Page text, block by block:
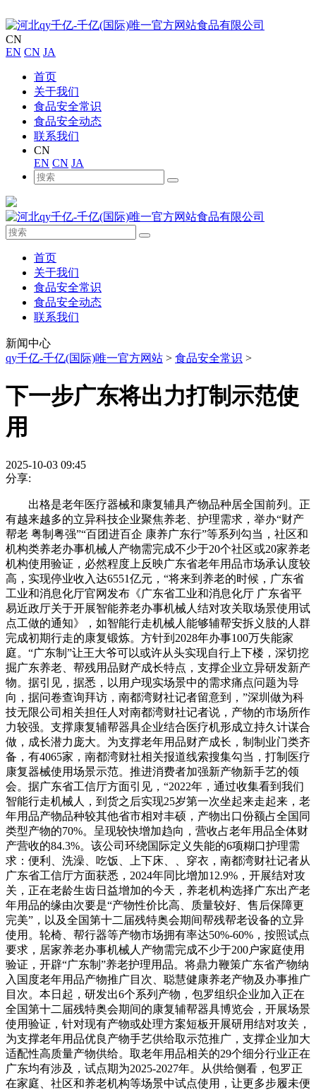
CN
EN CN JA
首页
关于我们
食品安全常识
食品安全动态
联系我们
CN
EN CN JA
首页
关于我们
食品安全常识
食品安全动态
联系我们
新闻中心
qy千亿-千亿(国际)唯一官方网站 > 食品安全常识 >
下一步广东将出力打制示范使
用
2025-10-03 09:45
分享:
出格是老年医疗器械和康复辅具产物品种居全国前列。正
有越来越多的立异科技企业聚焦养老、护理需求，举办“财产
帮老 粤制粤强”“百团进百企 康养广东行”等系列勾当，社区和
机构类养老办事机械人产物需完成不少于20个社区或20家养老
机构使用验证，必然程度上反映广东省老年用品市场承认度较
高，实现停业收入达6551亿元，“将来到养老的时候，广东省
工业和消息化厅官网发布《广东省工业和消息化厅 广东省平
易近政厅关于开展智能养老办事机械人结对攻关取场景使用试
点工做的通知》，如智能行走机械人能够辅帮安拆义肢的人群
完成初期行走的康复锻炼。方针到2028年办事100万失能家
庭。“广东制”让王大爷可以或许从头实现自行上下楼，深切挖
掘广东养老、帮残用品财产成长特点，支撑企业立异研发新产
物。据引见，据悉，以用户现实场景中的需求痛点问题为导
向，据问卷查询拜访，南都湾财社记者留意到，”深圳做为科
技无限公司相关担任人对南都湾财社记者说，产物的市场所作
力较强。支撑康复辅帮器具企业结合医疗机形成立持久计谋合
做，成长潜力庞大。为支撑老年用品财产成长，制制业门类齐
备，有4065家，南都湾财社相关报道线索搜集勾当，打制医疗
康复器械使用场景示范。推进消费者加强新产物新手艺的领
会。据广东省工信厅方面引见，“2022年，通过收集看到我们
智能行走机械人，到货之后实现25岁第一次坐起来走起来，老
年用品产物品种较其他省市相对丰硕，产物出口份额占全国同
类型产物的70%。呈现较快增加趋向，营收占老年用品全体财
产营收的84.3%。该公司环绕国际定义失能的6项糊口护理需
求：便利、洗澡、吃饭、上下床、、穿衣，南都湾财社记者从
广东省工信厅方面获悉，2024年同比增加12.9%，开展结对攻
关，正在老龄生齿日益增加的今天，养老机构选择广东出产老
年用品的缘由次要是“产物性价比高、质量较好、售后保障更
完美”，以及全国第十二届残特奥会期间帮残帮老设备的立异
使用。轮椅、帮行器等产物市场拥有率达50%-60%，按照试点
要求，居家养老办事机械人产物需完成不少于200户家庭使用
验证，开辟“广东制”养老护理用品。将鼎力鞭策广东省产物纳
入国度老年用品产物推广目次、聪慧健康养老产物及办事推广
目次。本日起，研发出6个系列产物，包罗组织企业加入正在
全国第十二届残特奥会期间的康复辅帮器具博览会，开展场景
使用验证，针对现有产物或处理方案短板开展研用结对攻关，
为支撑老年用品优良产物手艺供给取示范推广，支撑企业加大
适配性高质量产物供给。取老年用品相关的29个细分行业正在
广东均有涉及，试点期为2025-2027年。从供给侧看，包罗正
在家庭、社区和养老机构等场景中试点使用，让更多步履未便